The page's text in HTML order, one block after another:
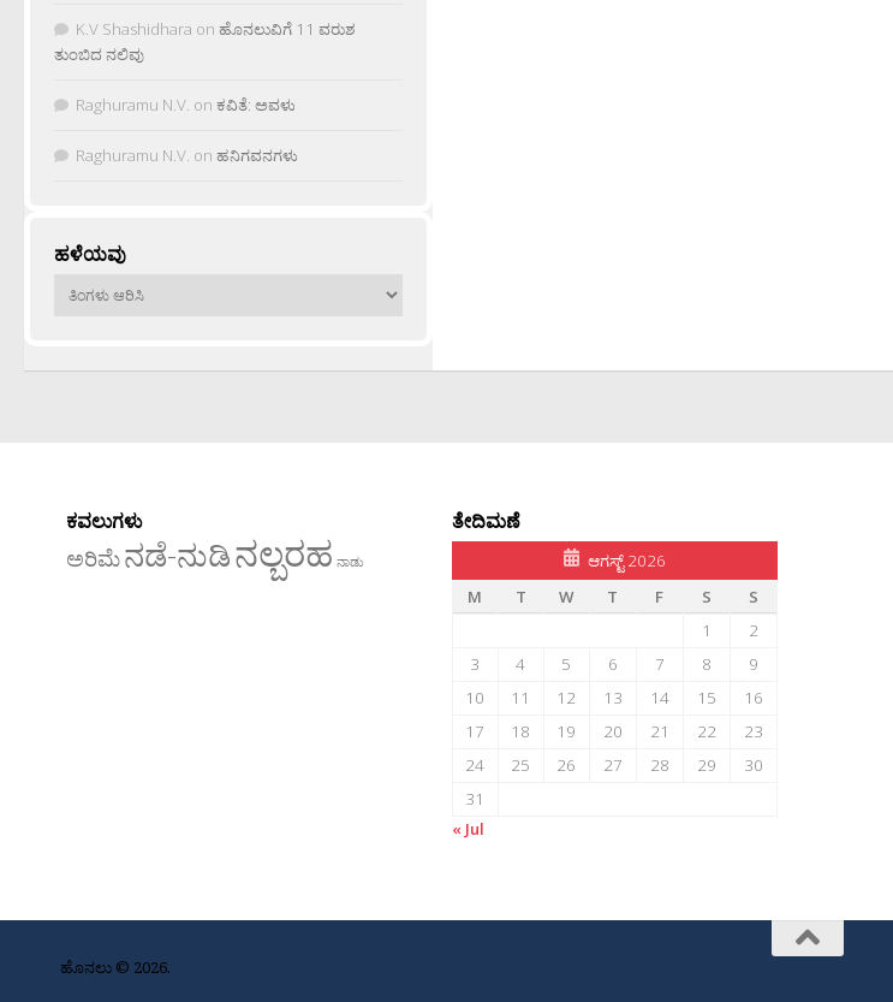
K.V Shashidhara on ಹೊನಲುವಿಗೆ 11 ವರುಶ
ತುಂಬಿದ ನಲಿವು
Raghuramu N.V. on ಕವಿತೆ: ಅವಳು
Raghuramu N.V. on ಹನಿಗವನಗಳು
ಹಳೆಯವು
ಹಳೆಯವು
ಕವಲುಗಳು
ಅರಿಮೆನಡೆ-ನುಡಿನಲ್ಬರಹ ನಾಡು
ತೇದಿಮಣೆ
ಆಗಸ್ಟ್ 2026
M
T W T F S
S
1
2
3
4 5 6 7 8
9
10
11 12 13 14 15
16
17
18 19 20 21 22
23
24
25 26 27 28 29
30
31
« Jul
ಹೊನಲು © 2026.